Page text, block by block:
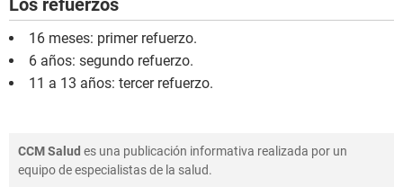
16 meses: primer refuerzo.
6 años: segundo refuerzo.
11 a 13 años: tercer refuerzo.
CCM Salud es una publicación informativa realizada por un
equipo de especialistas de la salud.